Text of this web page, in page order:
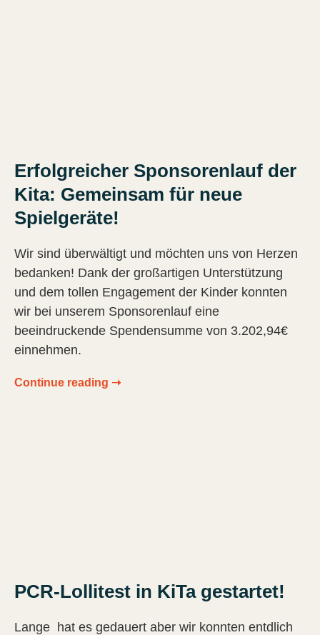
Erfolgreicher Sponsorenlauf der
Kita: Gemeinsam für neue
Spielgeräte!
Wir sind überwältigt und möchten uns von Herzen
bedanken! Dank der großartigen Unterstützung
und dem tollen Engagement der Kinder konnten
wir bei unserem Sponsorenlauf eine
beeindruckende Spendensumme von 3.202,94€
einnehmen.
Continue reading ➝
PCR-Lollitest in KiTa gestartet!
Lange hat es gedauert aber wir konnten entdlich